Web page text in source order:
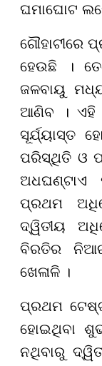
ଘମାଘୋଟ
ଗୌହାଟୀରେ
ହେଉଛି ।
ଜଳବାୟୁ
ଆଣିବ । ଏହି
ସୂର୍ଯ୍ୟାସ୍ତ
ପରିସ୍ଥିତି ଓ
ଅଧଘଣ୍ଟାଏ
ପ୍ରଥମ
ଦ୍ୱିତୀୟ
ବିରତିର
ଖେଳାଳି ।
ପ୍ରଥମ
ହୋଇଥିବା
ନଥିବାରୁ